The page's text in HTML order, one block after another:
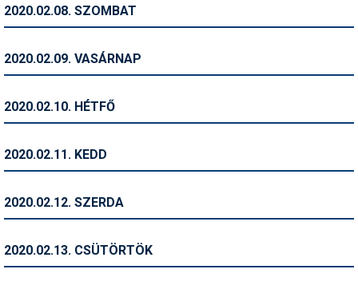
Pályázatok
Síbérletárak
Sífelszerelés
2020.02.08. SZOMBAT
2020.02.09. VASÁRNAP
2020.02.10. HÉTFŐ
2020.02.11. KEDD
2020.02.12. SZERDA
2020.02.13. CSÜTÖRTÖK